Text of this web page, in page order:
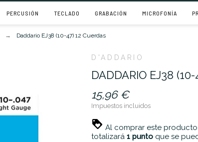
PERCUSIÓN TECLADO GRABACIÓN MICROFONÍA
Daddario EJ38 (10-47) 12 Cuerdas
D'ADDARIO
DADDARIO EJ38
15,96 €
Impuestos incluidos
Al comprar este
totalizará 1 punto que se